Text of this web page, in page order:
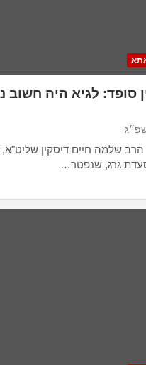
סופד: לגיא היה חשוב
שלמה חיים דיסקין שליט"א,
גרג, שנפטר…